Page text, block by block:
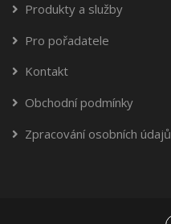
Produkty a služby
Pro pořadatele
Kontakt
Obchodní podmínky
Zpracování osobních údajů